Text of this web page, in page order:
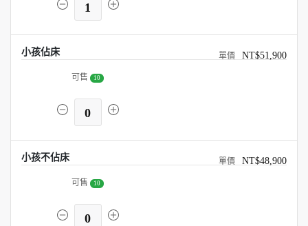
1
小孩佔床 NT$51,900
可售 10
0
小孩不佔床 NT$48,900
可售 10
0